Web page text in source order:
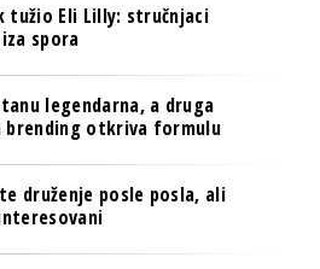
tužio Eli Lilly: stručnjaci
spora
legendarna, a druga
brending otkriva formulu
druženje posle posla, ali